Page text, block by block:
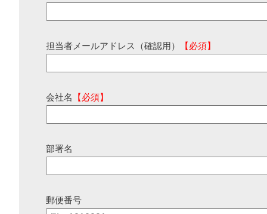
担当者メールアドレス（確認用） 【必須】
会社名 【必須】
部署名
郵便番号